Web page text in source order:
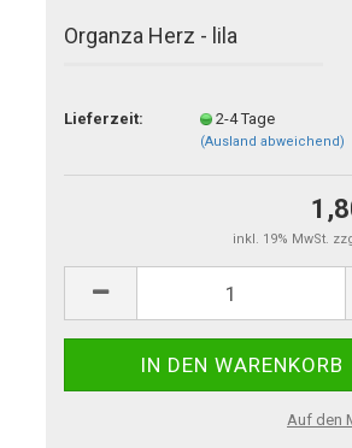
Organza Herz - lila
Lieferzeit: 2-4 Tage
(Ausland abweichend)
inkl. 19% MwSt.
Auf den